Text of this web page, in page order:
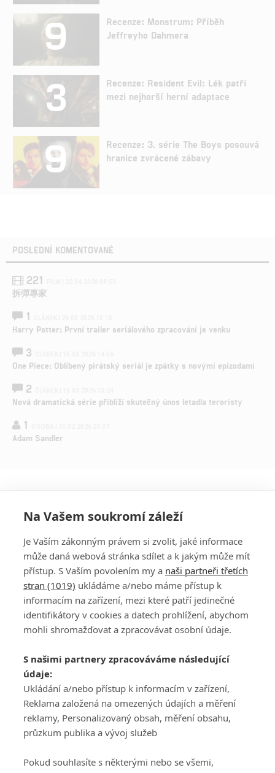
9
Recenze: Monstrum: Příběh
Jeffreyho Dahmera
3
Recenze: Resident Evil: Lék patří
mezi nejhorší herní adaptace
9
Recenze: 3. série The Boys posouvá
hranice zvrácené zábavy
POSLEDNÍ KOMENTOVANÉ
221
拆彈專家
1
Harry Potter: První trailer seriálového zpracování je venku
3
One Piece: Oblíbený pirátský seriál je zpátky s novými epizodami
2
Nová dramatická série přiblíží skutečný únos letadla teroristy
1
Adam Sandler
PŘIHLÁSIT
REGISTROVAT
DISKUZE
Šéfredaktorkou webu jePetr Slavík, e-mailserialy@fandimefilmu.cz
Máte-li zájem o inzerci na našem webu napište nám na e-mail
studio@koncal.com
Ochrana osobních údajů|Zásady používání cookies |Pravidla webu
Upravit nastavení soukromí
Na Vašem soukromí záleží
Je Vaším zákonným právem si zvolit, jaké informace
může daná webová stránka sdílet a k jakým může mít
přístup. S Vaším povolením my a naši partneři třetích
stran (1019) ukládáme a/nebo máme přístup k
informacím na zařízení, mezi které patří jedinečné
identifikátory v cookies a datech prohlížení, abychom
mohli shromažďovat a zpracovávat osobní údaje.
S našimi partnery zpracováváme následující
údaje:
Ukládání a/nebo přístup k informacím v zařízení,
Reklama založená na omezených údajích a měření
reklamy, Personalizovaný obsah, měření obsahu,
průzkum publika a vývoj služeb
Pokud souhlasíte s některými nebo se všemi,